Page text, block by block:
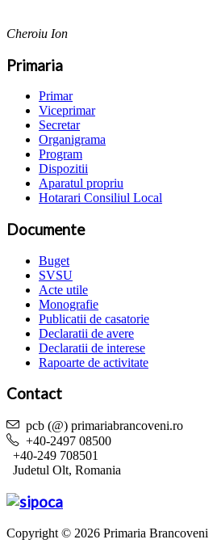
Cheroiu Ion
Primaria
Primar
Viceprimar
Secretar
Organigrama
Program
Dispozitii
Aparatul propriu
Hotarari Consiliul Local
Documente
Buget
SVSU
Acte utile
Monografie
Publicatii de casatorie
Declaratii de avere
Declaratii de interese
Rapoarte de activitate
Contact
pcb (@) primariabrancoveni.ro
+40-2497 08500
+40-249 708501
Judetul Olt, Romania
Copyright © 2026 Primaria Brancoveni